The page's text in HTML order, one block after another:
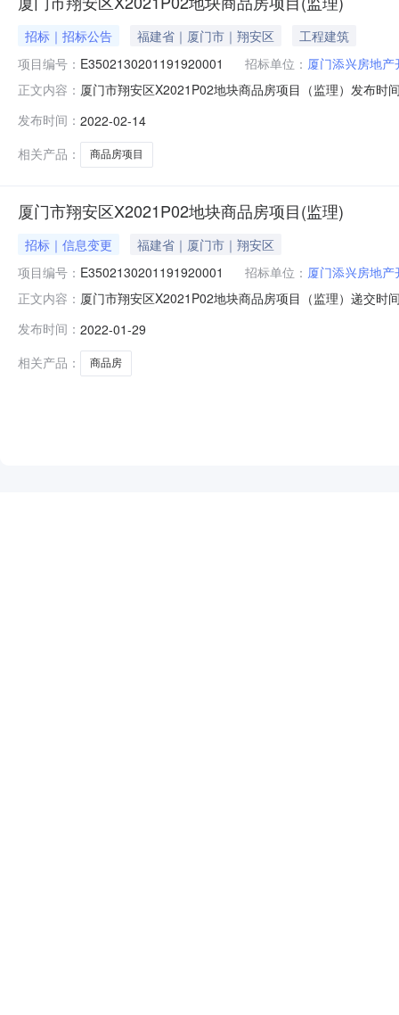
招标｜招标公告 福建省｜厦门市｜翔安区
工程建筑
项目编号： E3502130201191920001 招标单位： 厦门添兴房地
正文内容： 厦门市翔安区X2021P02地块商品房项目（监理）发布
发布时间： 2022-02-14
相关产品：
商品房项目
厦门市翔安区X2021P02地块商品房项目(监理)
招标｜信息变更
福建省｜厦门市｜翔安区
项目编号： E3502130201191920001 招标单位： 厦门添兴房地
正文内容： 厦门市翔安区X2021P02地块商品房项目（监理）递交
天投标文件递交方法在线递交投标保证金缴纳方式投标
发布时间： 2022-01-29
相关产品：
商品房